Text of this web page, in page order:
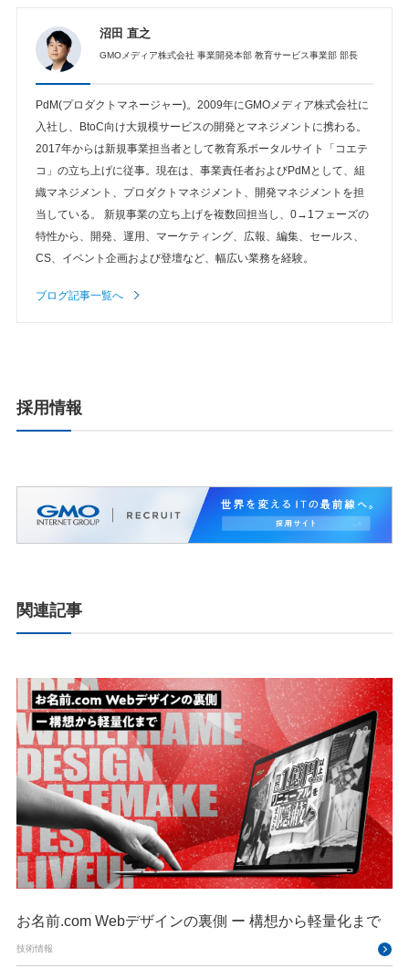
沼田 直之
GMOメディア株式会社 事業開発本部 教育サービス事業部 部長
PdM(プロダクトマネージャー)。2009年にGMOメディア株式会社に
入社し、BtoC向け大規模サービスの開発とマネジメントに携わる。
2017年からは新規事業担当者として教育系ポータルサイト「コエテ
コ」の立ち上げに従事。現在は、事業責任者およびPdMとして、組
織マネジメント、プロダクトマネジメント、開発マネジメントを担
当している。 新規事業の立ち上げを複数回担当し、0→1フェーズの
特性から、開発、運用、マーケティング、広報、編集、セールス、
CS、イベント企画および登壇など、幅広い業務を経験。
ブログ記事一覧へ
採用情報
関連記事
お名前.com Webデザインの裏側 ー 構想から軽量化まで
技術情報